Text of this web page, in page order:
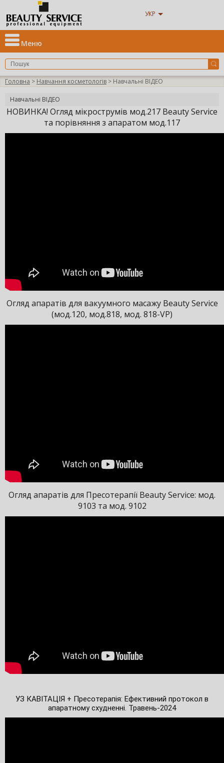
УКР
Меню
Головна > Навчання косметологів > Навчальні ВІДЕО
Навчальні ВІДЕО
НОВИНКА! Огляд мікрострумів мод.217 Beauty Service
та порівняння з апаратом мод.117
Огляд апаратів для вакуумного масажу Beauty Service
(мод.120, мод.818, мод. 818-VP)
Огляд апаратів для Пресотерапії Beauty Service: мод.
9103 та мод. 9102
УЗ КАВІТАЦІЯ + Пресотерапія: Ефективний протокол в
апаратному схудненні. Травень-2024